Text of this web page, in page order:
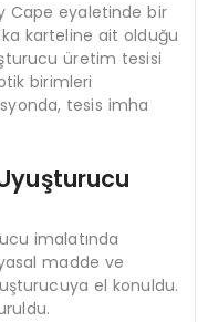
Cape eyaletinde bir
karteline ait olduğu
üretim tesisi
birimleri
tesis imha
imalatında
madde ve
el konuldu.